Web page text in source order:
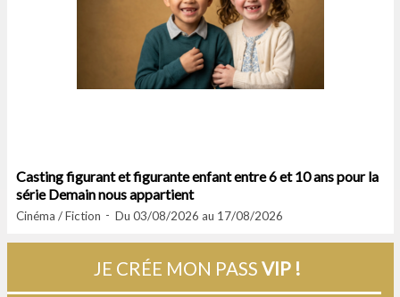
Casting figurant et figurante enfant entre 6 et 10 ans pour la
série Demain nous appartient
Cinéma / Fiction Du 03/08/2026 au 17/08/2026
JE CRÉE MON PASSVIP !